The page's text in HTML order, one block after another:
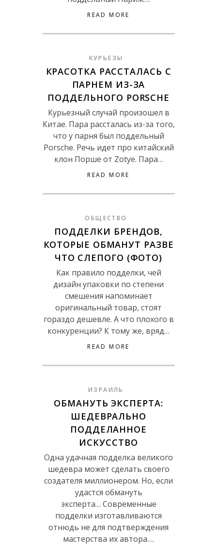
READ MORE
КУРЬЕЗЫ
КРАСОТКА РАССТАЛАСЬ С
ПАРНЕМ ИЗ-ЗА
ПОДДЕЛЬНОГО PORSCHE
Курьезный случай произошел в
Китае. Пара рассталась из-за того,
что у парня был поддельный
Porsche. Речь идет про китайский
клон Порше от Zotye. Пара…
READ MORE
ОБЩЕСТВО
ПОДДЕЛКИ БРЕНДОВ,
КОТОРЫЕ ОБМАНУТ РАЗВЕ
ЧТО СЛЕПОГО (ФОТО)
Как правило подделки, чей
дизайн упаковки по степени
смешения напоминает
оригинальный товар, стоят
гораздо дешевле. А что плохого в
конкуренции? К тому же, вряд…
READ MORE
ИЗРАИЛЬ
ОБМАНУТЬ ЭКСПЕРТА:
ШЕДЕВРАЛЬНО
ПОДДЕЛАННОЕ
ИСКУССТВО
Одна удачная подделка великого
шедевра может сделать своего
создателя миллионером. Но, если
удастся обмануть
эксперта… Современные
подделки изготавливаются
отнюдь не для подтверждения
мастерства их автора….